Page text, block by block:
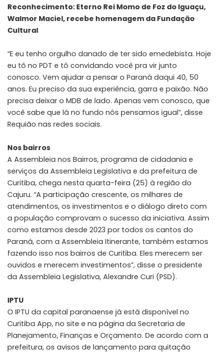
Reconhecimento: Eterno Rei Momo de Foz do Iguaçu,
Walmor Maciel, recebe homenagem da Fundação
Cultural
“E eu tenho orgulho danado de ter sido emedebista. Hoje
eu tô no PDT e tô convidando você pra vir junto
conosco. Vem ajudar a pensar o Paraná daqui 40, 50
anos. Eu preciso da sua experiência, garra e paixão. Não
precisa deixar o MDB de lado. Apenas vem conosco, que
você sabe que lá no fundo nós pensamos igual”, disse
Requião nas redes sociais.
Nos bairros
A Assembleia nos Bairros, programa de cidadania e
serviços da Assembleia Legislativa e da prefeitura de
Curitiba, chega nesta quarta-feira (25) à região do
Cajuru. “A participação crescente, os milhares de
atendimentos, os investimentos e o diálogo direto com
a população comprovam o sucesso da iniciativa. Assim
como estamos desde 2023 por todos os cantos do
Paraná, com a Assembleia Itinerante, também estamos
fazendo isso nos bairros de Curitiba. Eles merecem ser
ouvidos e merecem investimentos”, disse o presidente
da Assembleia Legislativa, Alexandre Curi (PSD).
IPTU
O IPTU da capital paranaense já está disponível no
Curitiba App, no site e na página da Secretaria de
Planejamento, Finanças e Orçamento. De acordo com a
prefeitura, os avisos de lançamento para quitação